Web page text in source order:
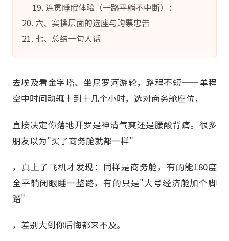
连贯睡眠体验（一路平躺不中断）：
六、实操层面的选座与购票忠告
七、总结一句人话
去埃及看金字塔、坐尼罗河游轮，路程不短——单程
空中时间动辄十到十几个小时，选对商务舱座位，
直接决定你落地开罗是神清气爽还是腰酸背痛。很多
朋友以为"买了商务舱就都一样"
，真上了飞机才发现：同样是商务舱，有的能180度
全平躺闭眼睡一整路，有的只是"大号经济舱加个脚
踏"
，差别大到你后悔都来不及。